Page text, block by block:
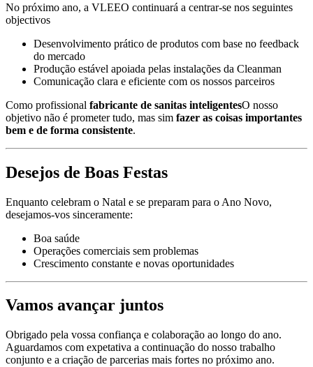
No próximo ano, a VLEEO continuará a centrar-se nos seguintes
objectivos
Desenvolvimento prático de produtos com base no feedback
do mercado
Produção estável apoiada pelas instalações da Cleanman
Comunicação clara e eficiente com os nossos parceiros
Como profissional fabricante de sanitas inteligentesO nosso
objetivo não é prometer tudo, mas sim fazer as coisas importantes
bem e de forma consistente.
Desejos de Boas Festas
Enquanto celebram o Natal e se preparam para o Ano Novo,
desejamos-vos sinceramente:
Boa saúde
Operações comerciais sem problemas
Crescimento constante e novas oportunidades
Vamos avançar juntos
Obrigado pela vossa confiança e colaboração ao longo do ano.
Aguardamos com expetativa a continuação do nosso trabalho
conjunto e a criação de parcerias mais fortes no próximo ano.